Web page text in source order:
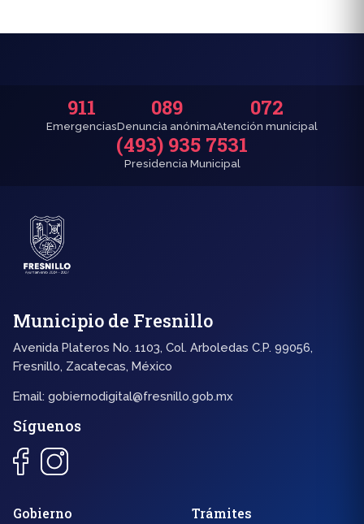
911
Emergencias
089
Denuncia anónima
072
Atención municipal
(493) 935 7531
Presidencia Municipal
Municipio de Fresnillo
Avenida Plateros No. 1103, Col. Arboledas C.P. 99056,
Fresnillo, Zacatecas, México
Email: gobiernodigital@fresnillo.gob.mx
Síguenos
Gobierno Trámites